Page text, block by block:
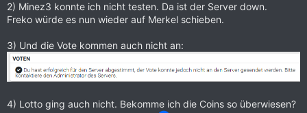
2) Minez3 konnte ich nicht testen. Da ist der Server down.
Freko würde es nun wieder auf Merkel schieben.
3) Und die Vote kommen auch nicht an:
4) Lotto ging auch nicht. Bekomme ich die Coins so überwiesen?